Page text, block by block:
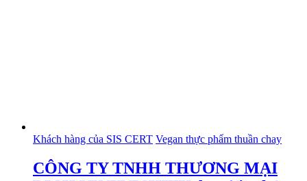
Khách hàng của SIS CERT Vegan thực phẩm thuần chay
CÔNG TY TNHH THƯƠNG MẠI